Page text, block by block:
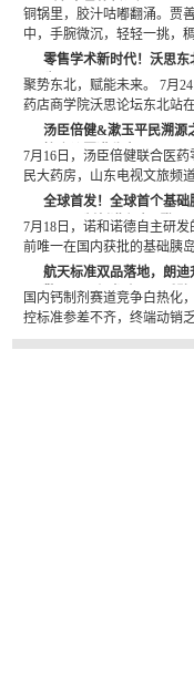
（老字号焕新记）
铜锅里，胶汁咕嘟翻涌。贾
中，手腕微沉，轻轻一挑，
零售学术新时代！沃思东
生
聚势东北，赋能未来。 7月
药店商学院沃思论坛东北站
汤臣倍健&漱玉平民溯源
接会议圆满收官
7月16日，汤臣倍健联合医
民大药房，山东电视文旅频
全球首发！全球首个基础
1RA周制剂诺和杰®登录
7月18日，诺和诺德自主研发
前唯一在国内获批的基础胰
航天标准双品落地，朗迪
擎：国民钙龙头以品质壁
OTC 赛道新格局
国内钙制剂赛道竞争白热化
控标准参差不齐，终端动销